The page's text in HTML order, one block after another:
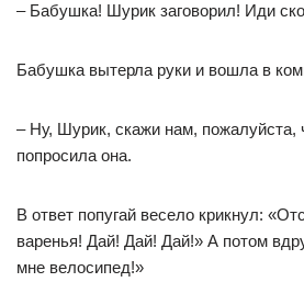
– Бабушка! Шурик заговорил! Иди
Бабушка вытерла руки и вошла в
– Ну, Шурик, скажи нам, пожалуйста,
попросила она.
В ответ попугай весело крикнул:
варенья! Дай! Дай! Дай!» А потом
мне велосипед!»